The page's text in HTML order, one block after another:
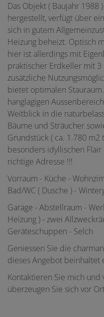
Das Objekt ( Baujahr
hergestellt, verfügt über
sich in gutem
Heizung beheizt. Optisch
hier ist allerdings mit
praktischer Erdkeller mit
zusätzliche
bietet optimalen
hanglagigen
Weitblick in die
Bäume und Sträucher
Grundstück ( ca. 1.780
besonders idyllischen
richtige Adresse !!!
Vorraum - Küche -
Bad/WC ( Dusche ) -
Garage - Abstellraum -
Heizung ) - zwei
Geräteschuppen - Selch
Geniessen Sie die
dieses Angebot beinhaltet
Kontaktieren Sie mich
überzeugen Sie sich vor